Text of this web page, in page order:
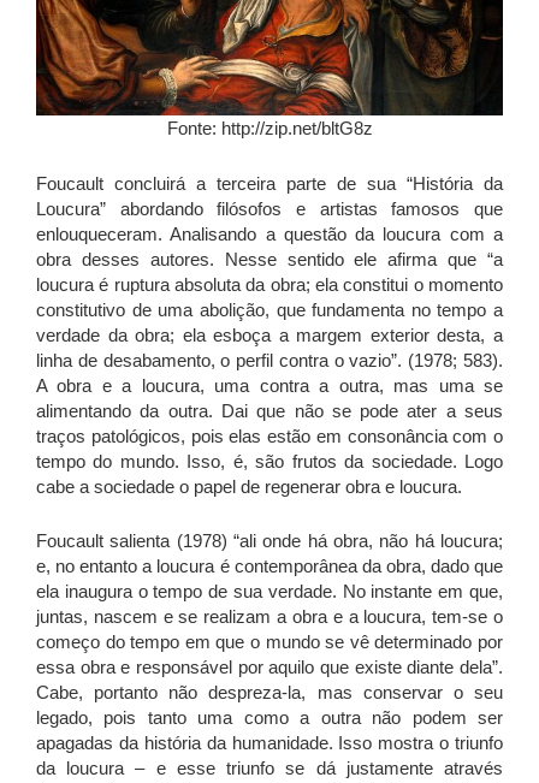
Fonte: http://zip.net/bltG8z
Foucault concluirá a terceira parte de sua “História da
Loucura” abordando filósofos e artistas famosos que
enlouqueceram. Analisando a questão da loucura com a
obra desses autores. Nesse sentido ele afirma que “a
loucura é ruptura absoluta da obra; ela constitui o momento
constitutivo de uma abolição, que fundamenta no tempo a
verdade da obra; ela esboça a margem exterior desta, a
linha de desabamento, o perfil contra o vazio”. (1978; 583).
A obra e a loucura, uma contra a outra, mas uma se
alimentando da outra. Dai que não se pode ater a seus
traços patológicos, pois elas estão em consonância com o
tempo do mundo. Isso, é, são frutos da sociedade. Logo
cabe a sociedade o papel de regenerar obra e loucura.
Foucault salienta (1978) “ali onde há obra, não há loucura;
e, no entanto a loucura é contemporânea da obra, dado que
ela inaugura o tempo de sua verdade. No instante em que,
juntas, nascem e se realizam a obra e a loucura, tem-se o
começo do tempo em que o mundo se vê determinado por
essa obra e responsável por aquilo que existe diante dela”.
Cabe, portanto não despreza-la, mas conservar o seu
legado, pois tanto uma como a outra não podem ser
apagadas da história da humanidade. Isso mostra o triunfo
da loucura – e esse triunfo se dá justamente através